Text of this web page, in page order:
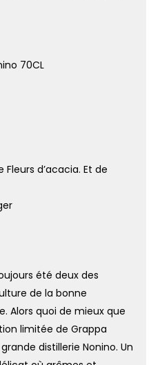
70CL
d’acacia. Et de
été deux des
de la bonne
Alors quoi de mieux que
limitée de Grappa
distillerie Nonino. Un